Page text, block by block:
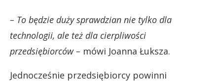
– To będzie duży sprawdzian nie tylko dla
technologii, ale też dla cierpliwości
przedsiębiorców – mówi Joanna Łuksza.
Jednocześnie przedsiębiorcy powinni